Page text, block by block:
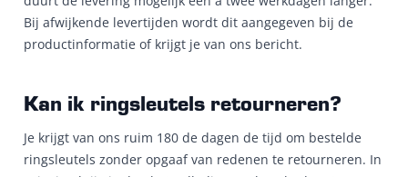
Bij afwijkende levertijden wordt dit aangegeven bij de
productinformatie of krijgt je van ons bericht.
Kan ik ringsleutels retourneren?
Je krijgt van ons ruim 180 de dagen de tijd om bestelde
ringsleutels zonder opgaaf van redenen te retourneren. In